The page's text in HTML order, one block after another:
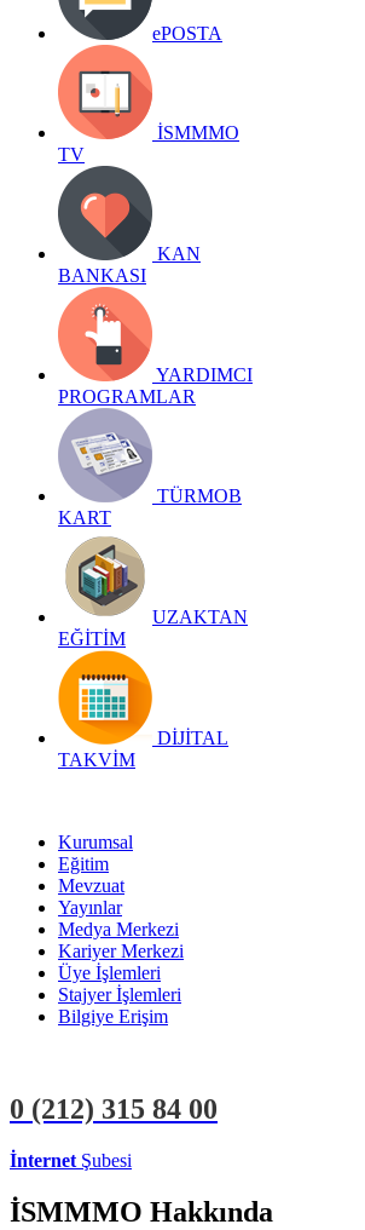
ePOSTA
İSMMMO
TV
KAN
BANKASI
YARDIMCI
PROGRAMLAR
TÜRMOB
KART
UZAKTAN
EĞİTİM
DİJİTAL
TAKVİM
Kurumsal
Eğitim
Mevzuat
Yayınlar
Medya Merkezi
Kariyer Merkezi
Üye İşlemleri
Stajyer İşlemleri
Bilgiye Erişim
0 (212) 315 84 00
İnternet Şubesi
İSMMMO Hakkında